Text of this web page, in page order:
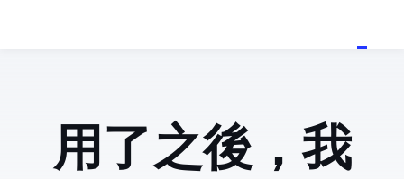
用了 Claude 之後，我